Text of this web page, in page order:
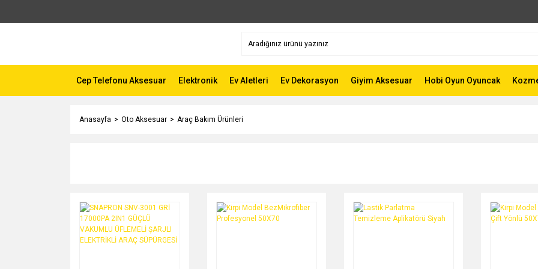
Cep Telefonu Aksesuar Elektronik Ev Aletleri Ev Dekorasyon Giyim Aksesuar Hobi Oyun Oyuncak
Anasayfa Oto Aksesuar Araç Bakım Ürünleri